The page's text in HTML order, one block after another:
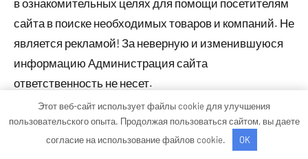
в ознакомительных целях для помощи посетителям
сайта в поиске необходимых товаров и компаний. Не
является рекламой! За неверную и изменившуюся
информацию Администрация сайта
ответственность не несет.
Тема WordPress: Occasio от ThemeZee.
Этот веб-сайт использует файлы cookie для улучшения
пользовательского опыта. Продолжая пользоваться сайтом, вы даете
согласие на использование файлов cookie.
OK